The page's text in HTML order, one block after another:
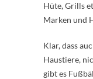
Hüte, Grills
Marken und
Klar, dass
Haustiere,
gibt es